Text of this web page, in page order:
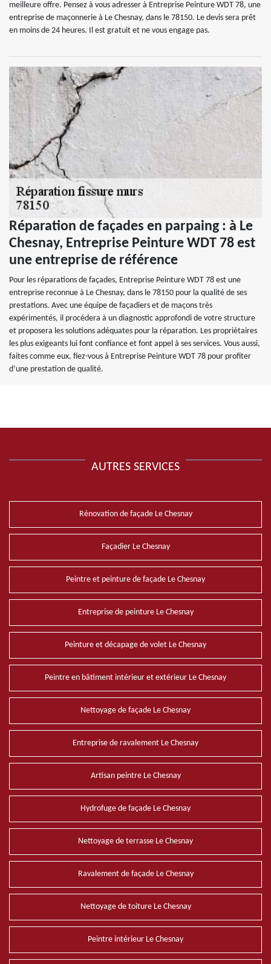
meilleure offre. Pensez à vous adresser à Entreprise Peinture WDT 78, une
entreprise de maçonnerie à Le Chesnay, dans le 78150. Le devis sera prêt
en moins de 24 heures. Il est gratuit et ne vous engage pas.
Réparation de façades en parpaing : à Le
Chesnay, Entreprise Peinture WDT 78 est
une entreprise de référence
Pour les réparations de façades, Entreprise Peinture WDT 78 est une
entreprise reconnue à Le Chesnay, dans le 78150 pour la qualité de ses
prestations. Avec une équipe de façadiers et de maçons très
expérimentés, il procédera à un diagnostic approfondi de votre structure
et proposera les solutions adéquates pour la réparation. Les propriétaires
les plus exigeants lui font confiance et font appel à ses services. Vous aussi,
faites comme eux, fiez-vous à Entreprise Peinture WDT 78 pour profiter
d’une prestation de qualité.
AUTRES SERVICES
Rénovation de façade Le Chesnay
Façadier Le Chesnay
Peintre et peinture de façade Le Chesnay
Entreprise de peinture Le Chesnay
Peinture et décapage de volet Le Chesnay
Peintre en bâtiment intérieur et extérieur Le Chesnay
Nettoyage de façade Le Chesnay
Entreprise de ravalement Le Chesnay
Artisan peintre Le Chesnay
Hydrofuge de façade Le Chesnay
Nettoyage de terrasse Le Chesnay
Ravalement de façade Le Chesnay
Nettoyage de toiture Le Chesnay
Peintre intérieur Le Chesnay